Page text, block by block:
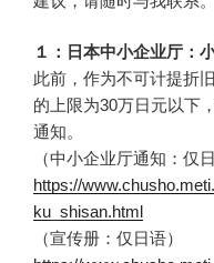
１：日本中小企业厅：
此前，作为不可计提折
的上限为30万日元以下
通知。
（中小企业厅通知：仅日
https://
ku_shisan.html
（宣传册：仅日语）